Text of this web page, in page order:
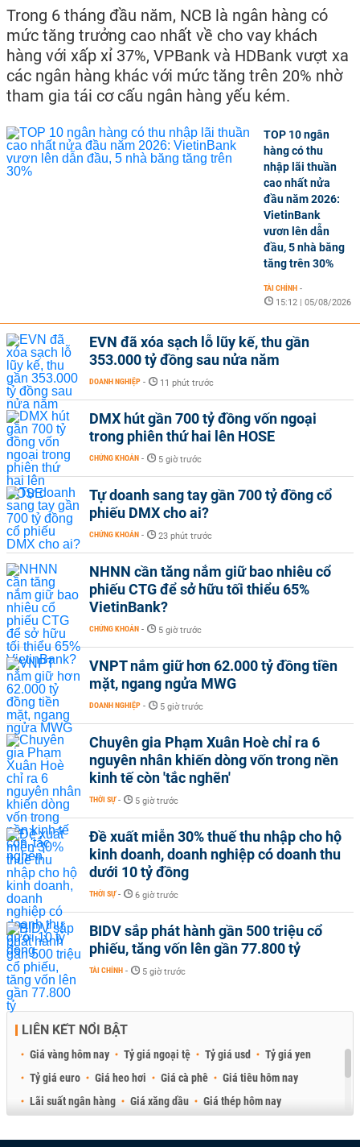
Trong 6 tháng đầu năm, NCB là ngân hàng có
mức tăng trưởng cao nhất về cho vay khách
hàng với xấp xỉ 37%, VPBank và HDBank vượt xa
các ngân hàng khác với mức tăng trên 20% nhờ
tham gia tái cơ cấu ngân hàng yếu kém.
TOP 10 ngân
hàng có thu
nhập lãi thuần
cao nhất nửa
đầu năm 2026:
VietinBank
vươn lên dẫn
đầu, 5 nhà băng
tăng trên 30%
TÀI CHÍNH -
15:12 | 05/08/2026
EVN đã xóa sạch lỗ lũy kế, thu gần
353.000 tỷ đồng sau nửa năm
DOANH NGHIỆP - 11 phút trước
DMX hút gần 700 tỷ đồng vốn ngoại
trong phiên thứ hai lên HOSE
CHỨNG KHOÁN - 5 giờ trước
Tự doanh sang tay gần 700 tỷ đồng cổ
phiếu DMX cho ai?
CHỨNG KHOÁN - 23 phút trước
NHNN cần tăng nắm giữ bao nhiêu cổ
phiếu CTG để sở hữu tối thiểu 65%
VietinBank?
CHỨNG KHOÁN - 5 giờ trước
VNPT nắm giữ hơn 62.000 tỷ đồng tiền
mặt, ngang ngửa MWG
DOANH NGHIỆP - 5 giờ trước
Chuyên gia Phạm Xuân Hoè chỉ ra 6
nguyên nhân khiến dòng vốn trong nền
kinh tế còn 'tắc nghẽn'
THỜI SỰ - 5 giờ trước
Đề xuất miễn 30% thuế thu nhập cho hộ
kinh doanh, doanh nghiệp có doanh thu
dưới 10 tỷ đồng
THỜI SỰ - 6 giờ trước
BIDV sắp phát hành gần 500 triệu cổ
phiếu, tăng vốn lên gần 77.800 tỷ
TÀI CHÍNH - 5 giờ trước
LIÊN KẾT NỔI BẬT
Giá vàng hôm nay Tỷ giá ngoại tệ Tỷ giá usd
Tỷ giá yen
Tỷ giá euro
Giá heo hơi Giá cà phê
Giá tiêu hôm nay
Lãi suất ngân hàng
Giá xăng dầu
Giá thép hôm nay